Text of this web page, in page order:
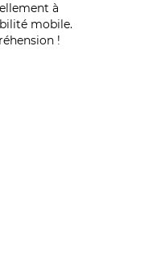
à
mobile.
!